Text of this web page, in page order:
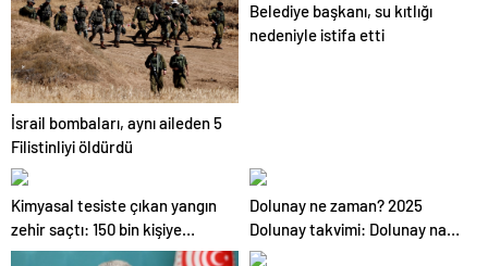
İsrail bombaları, aynı aileden 5
Filistinliyi öldürdü
Belediye başkanı, su kıtlığı
nedeniyle istifa etti
Kimyasal tesiste çıkan yangın
zehir saçtı: 150 bin kişiye
uyarı!
Dolunay ne zaman? 2025
Dolunay takvimi: Dolunay nasıl
oluşur?